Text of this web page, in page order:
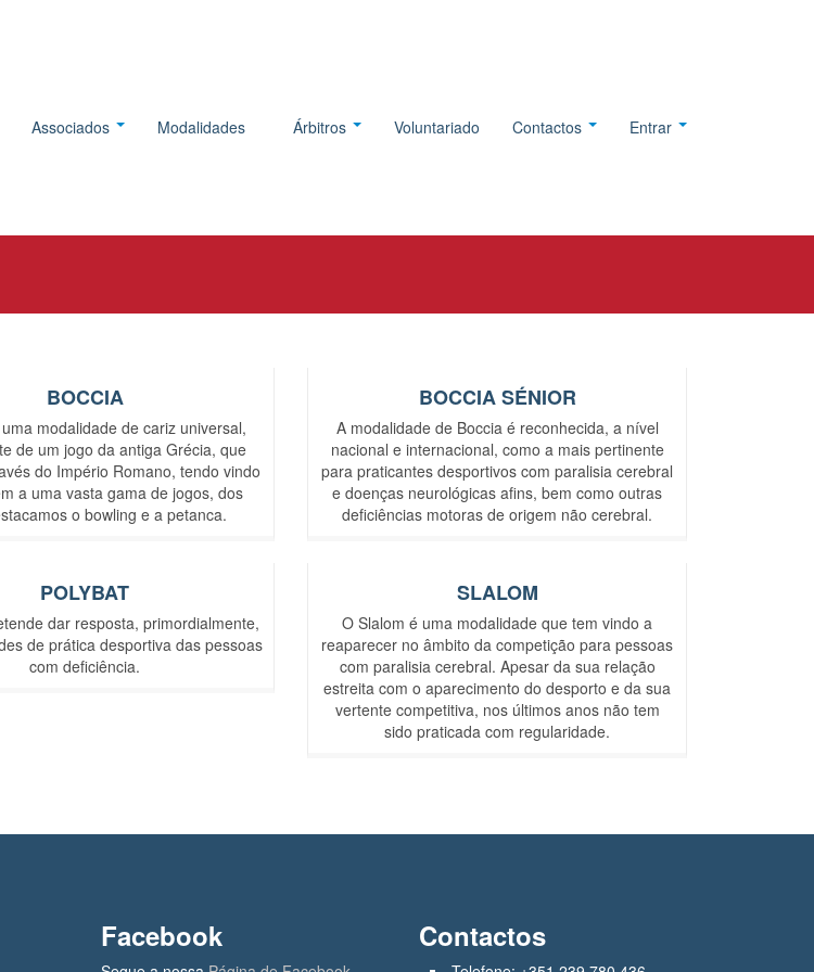
Associados Modalidades Árbitros Voluntariado Contactos Entrar
BOCCIA
modalidade de cariz universal,
de um jogo da antiga Grécia, que
do Império Romano, tendo vindo
a uma vasta gama de jogos, dos
o bowling e a petanca.
BOCCIA SÉNIOR
A modalidade de Boccia é reconhecida, a nível
nacional e internacional, como a mais pertinente
para praticantes desportivos com paralisia cerebral
e doenças neurológicas afins, bem como outras
deficiências motoras de origem não cerebral.
POLYBAT
dar resposta, primordialmente,
de prática desportiva das pessoas
com deficiência.
SLALOM
O Slalom é uma modalidade que tem vindo a
reaparecer no âmbito da competição para pessoas
com paralisia cerebral. Apesar da sua relação
estreita com o aparecimento do desporto e da sua
vertente competitiva, nos últimos anos não tem
sido praticada com regularidade.
Facebook Contactos